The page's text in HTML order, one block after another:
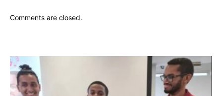
Comments are closed.